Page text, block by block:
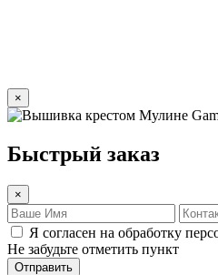
×
Быстрый заказ
×
Я согласен на обработку
Не забудьте отметить пункт
Отправить